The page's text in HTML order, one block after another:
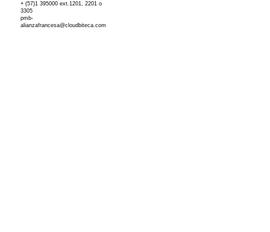
+ (57)1 395000 ext.1201, 2201 o
3305
pmb-
alianzafrancesa@cloudbiteca.com